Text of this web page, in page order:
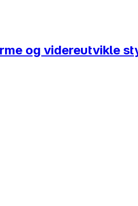
og videreutvikle